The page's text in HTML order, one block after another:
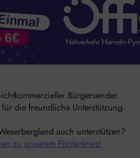
Bürgersender.
die freundliche Unterstützung.
auch unterstützen?
zu unserem Förderkreis!